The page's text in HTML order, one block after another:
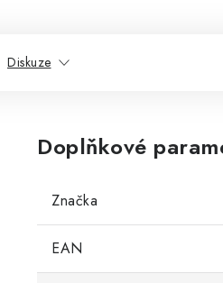
Diskuze
Doplňkové
Značka
EAN